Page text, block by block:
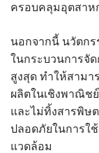
ครอบคลุมอุตสาห
นอกจากนี้ นวัตกร
ในกระบวนการจั
สูงสุด ทำให้สามา
ผลิตในเชิงพาณิชย์
และไม่ทิ้งสารพิษ
ปลอดภัยในการใ
แวดล้อม